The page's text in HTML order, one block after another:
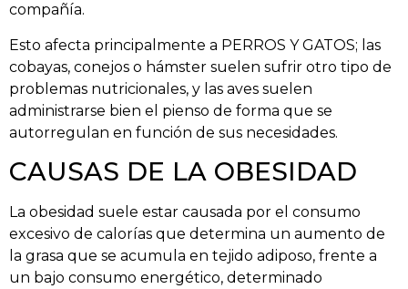
compañía.
Esto afecta principalmente a PERROS Y GATOS; las
cobayas, conejos o hámster suelen sufrir otro tipo de
problemas nutricionales, y las aves suelen
administrarse bien el pienso de forma que se
autorregulan en función de sus necesidades.
CAUSAS DE LA OBESIDAD
La obesidad suele estar causada por el consumo
excesivo de calorías que determina un aumento de
la grasa que se acumula en tejido adiposo, frente a
un bajo consumo energético, determinado